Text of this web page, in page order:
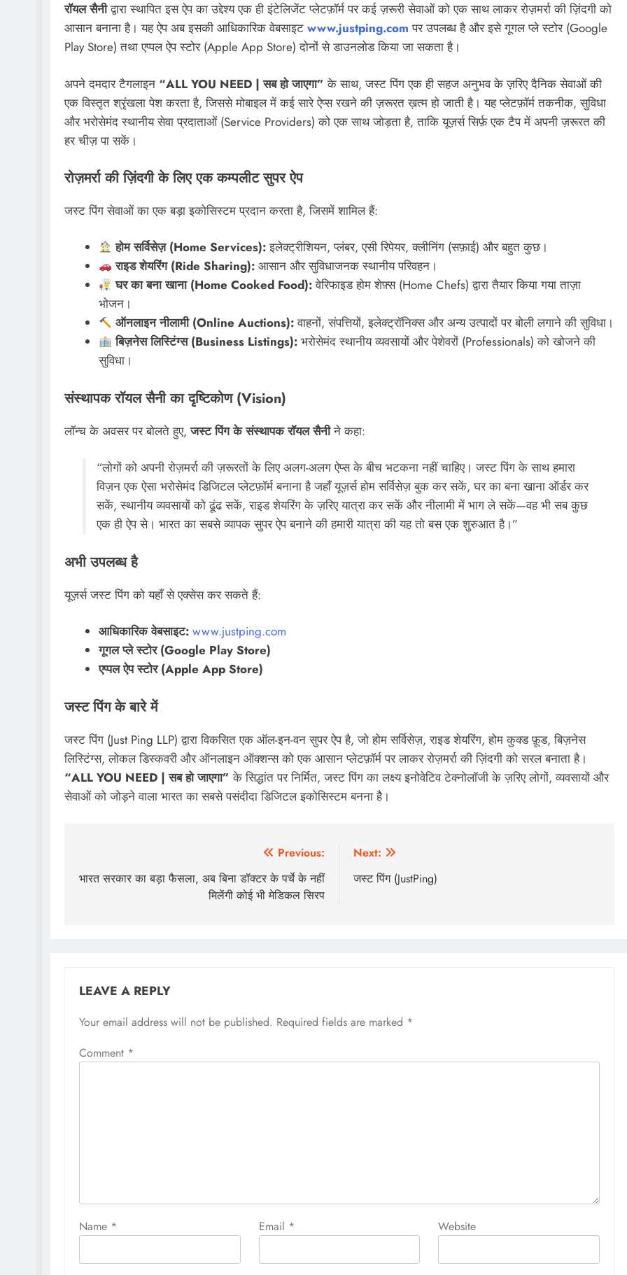
रॉयल सैनीद्वारा स्थापित इस ऐप का उद्देश्य एक ही इंटेलिजेंट प्लेटफ़ॉर्म पर कई ज़रूरी सेवाओं को एक साथ लाकर रोज़मर्रा की ज़िंदगी को
आसान बनाना है। यह ऐप अब इसकी आधिकारिक वेबसाइट www.justping.com पर उपलब्ध है और इसे गूगल प्ले स्टोर (Google
Play Store) तथा एप्पल ऐप स्टोर (Apple App Store) दोनों से डाउनलोड किया जा सकता है।
अपने दमदार टैगलाइन “ALL YOU NEED | सब हो जाएगा” के साथ, जस्ट पिंग एक ही सहज अनुभव के ज़रिए दैनिक सेवाओं की
एक विस्तृत श्रृंखला पेश करता है, जिससे मोबाइल में कई सारे ऐप्स रखने की ज़रूरत ख़त्म हो जाती है। यह प्लेटफ़ॉर्म तकनीक, सुविधा
और भरोसेमंद स्थानीय सेवा प्रदाताओं (Service Providers) को एक साथ जोड़ता है, ताकि यूज़र्स सिर्फ़ एक टैप में अपनी ज़रूरत की
हर चीज़ पा सकें।
रोज़मर्रा की ज़िंदगी के लिए एक कम्पलीट सुपर ऐप
जस्ट पिंग सेवाओं का एक बड़ा इकोसिस्टम प्रदान करता है, जिसमें शामिल हैं:
होम सर्विसेज़ (Home Services):इलेक्ट्रीशियन, प्लंबर, एसी रिपेयर, क्लीनिंग (सफ़ाई) और बहुत कुछ।
राइड शेयरिंग (Ride Sharing):आसान और सुविधाजनक स्थानीय परिवहन।
घर का बना खाना (Home Cooked Food):वेरिफाइड होम शेफ़्स (Home Chefs) द्वारा तैयार किया गया ताज़ा
भोजन।
ऑनलाइन नीलामी (Online Auctions):वाहनों, संपत्तियों, इलेक्ट्रॉनिक्स और अन्य उत्पादों पर बोली लगाने की सुविधा।
बिज़नेस लिस्टिंग्स (Business Listings):भरोसेमंद स्थानीय व्यवसायों और पेशेवरों (Professionals) को खोजने की
सुविधा।
संस्थापक रॉयल सैनी का दृष्टिकोण (Vision)
लॉन्च के अवसर पर बोलते हुए,जस्ट पिंग के संस्थापक रॉयल सैनीने कहा:
“लोगों को अपनी रोज़मर्रा की ज़रूरतों के लिए अलग-अलग ऐप्स के बीच भटकना नहीं चाहिए। जस्ट पिंग के साथ हमारा
विज़न एक ऐसा भरोसेमंद डिजिटल प्लेटफ़ॉर्म बनाना है जहाँ यूज़र्स होम सर्विसेज़ बुक कर सकें, घर का बना खाना ऑर्डर कर
सकें, स्थानीय व्यवसायों को ढूंढ सकें, राइड शेयरिंग के ज़रिए यात्रा कर सकें और नीलामी में भाग ले सकें—वह भी सब कुछ
एक ही ऐप से। भारत का सबसे व्यापक सुपर ऐप बनाने की हमारी यात्रा की यह तो बस एक शुरुआत है।”
अभी उपलब्ध है
यूज़र्स जस्ट पिंग को यहाँ से एक्सेस कर सकते हैं:
आधिकारिक वेबसाइट: www.justping.com
गूगल प्ले स्टोर (Google Play Store)
एप्पल ऐप स्टोर (Apple App Store)
जस्ट पिंग के बारे में
जस्ट पिंग (Just Ping LLP) द्वारा विकसित एक ऑल-इन-वन सुपर ऐप है, जो होम सर्विसेज़, राइड शेयरिंग, होम कुक्ड फ़ूड, बिज़नेस
लिस्टिंग्स, लोकल डिस्कवरी और ऑनलाइन ऑक्शन्स को एक आसान प्लेटफ़ॉर्म पर लाकर रोज़मर्रा की ज़िंदगी को सरल बनाता है।
“ALL YOU NEED | सब हो जाएगा” के सिद्धांत पर निर्मित, जस्ट पिंग का लक्ष्य इनोवेटिव टेक्नोलॉजी के ज़रिए लोगों, व्यवसायों और
सेवाओं को जोड़ने वाला भारत का सबसे पसंदीदा डिजिटल इकोसिस्टम बनना है।
navigation
Previous:
भारत सरकार का बड़ा फैसला, अब बिना डॉक्टर के पर्चे के नहीं
मिलेंगी कोई भी मेडिकल सिरप
Next:
जस्ट पिंग (JustPing)
LEAVE A REPLY
Your email address will not be published. Required fields are marked *
Comment *
Name * Email * Website
की, आर्थिक और
भारत ने ग्लासगो में ऐतिहासिक पदक तालिका के
साथ राष्ट्रमंडल खेल 2026 अभियान का
किया समापन, अहमदाबाद को मिली 2030 की
4 days ago
TECH